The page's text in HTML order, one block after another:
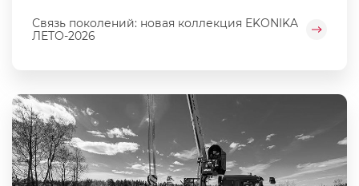
Связь поколений: новая коллекция EKONIKA
ЛЕТО-2026